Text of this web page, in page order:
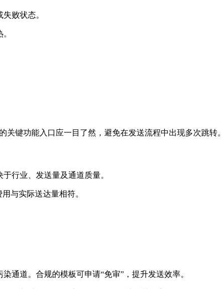
败状态。
键功能入口应一目了然，避免在发送流程中出现多次跳转。
行业、发送量及通道质量。
与实际送达量相符。
通道。合规的模板可申请“免审”，提升发送效率。